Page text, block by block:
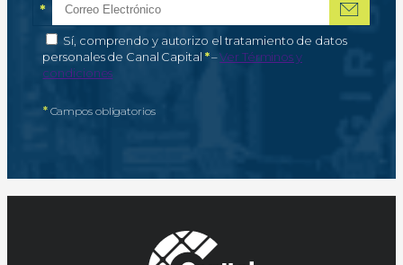
Correo electrónico
*Campo obligatorio
Autorización de tratamiento de datos personales
Sí, comprendo y autorizo el tratamiento de datos
personales de Canal Capital *–Campo obligatorio
Ver Términos y
condiciones
*Campos obligatorios